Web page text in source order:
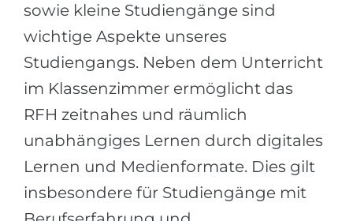
sowie kleine Studiengänge sind
wichtige Aspekte unseres
Studiengangs. Neben dem Unterricht
im Klassenzimmer ermöglicht das
RFH zeitnahes und räumlich
unabhängiges Lernen durch digitales
Lernen und Medienformate. Dies gilt
insbesondere für Studiengänge mit